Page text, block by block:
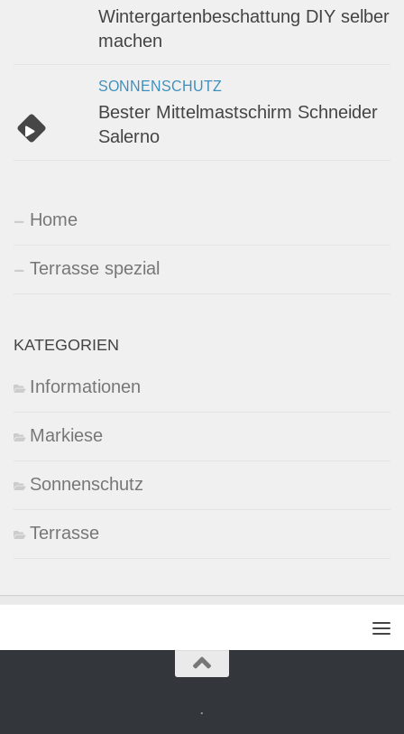
Wintergartenbeschattung DIY selber
machen
SONNENSCHUTZ
Bester Mittelmastschirm Schneider
Salerno
Home
Terrasse spezial
KATEGORIEN
Informationen
Markiese
Sonnenschutz
Terrasse
.